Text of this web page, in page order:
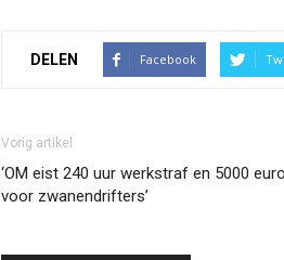
DELEN Facebook
Vorig artikel
‘OM eist 240 uur werkstraf en 5000
voor zwanendrifters’